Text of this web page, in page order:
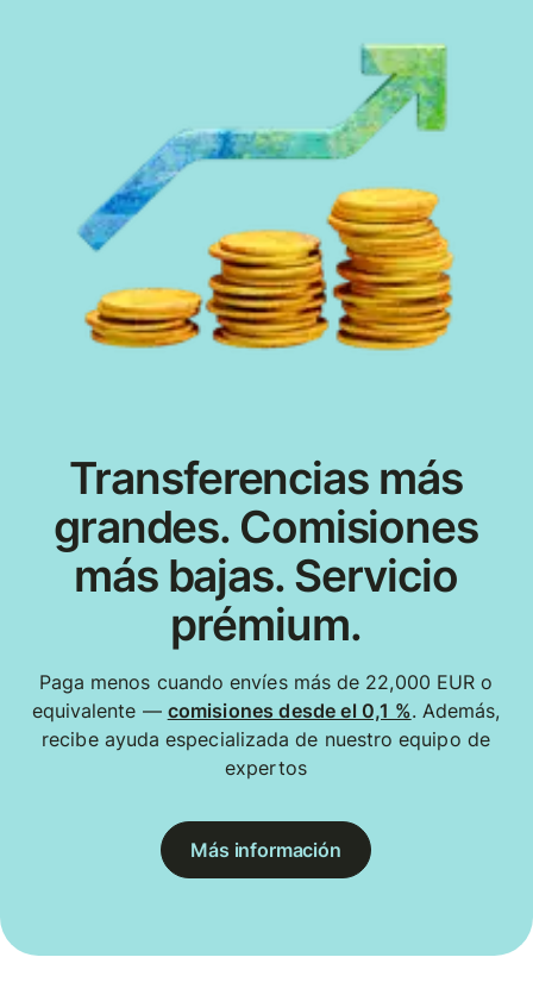
Transferencias más
grandes. Comisiones
más bajas. Servicio
prémium.
Paga menos cuando envíes más de 22,000 EUR o
equivalente — comisiones desde el 0,1 %. Además,
recibe ayuda especializada de nuestro equipo de
expertos
Más información